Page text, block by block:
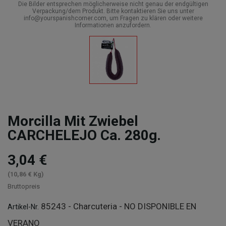
Die Bilder entsprechen möglicherweise nicht genau der endgültigen
Verpackung/dem Produkt. Bitte kontaktieren Sie uns unter
info@yourspanishcorner.com, um Fragen zu klären oder weitere
Informationen anzufordern.
Morcilla Mit Zwiebel
CARCHELEJO Ca. 280g.
3,04 €
(10,86 € Kg)
Bruttopreis
Artikel-Nr. 85243 - Charcuteria - NO DISPONIBLE EN
VERANO